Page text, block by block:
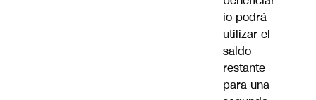
io podrá
utilizar el
saldo
restante
para una